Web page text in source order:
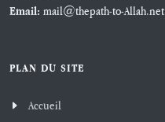
Email: mail@thepath-to-Allah.net
PLAN DU SITE
Accueil